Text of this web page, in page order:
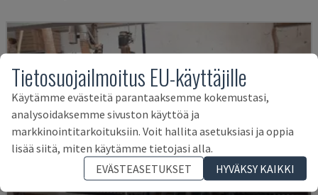
Tietosuojailmoitus EU-käyttäjille
Käytämme evästeitä parantaaksemme kokemustasi,
analysoidaksemme sivuston käyttöä ja
markkinointitarkoituksiin. Voit hallita asetuksiasi ja oppia
lisää siitä, miten käytämme tietojasi alla.
EVÄSTEASETUKSET
HYVÄKSY KAIKKI